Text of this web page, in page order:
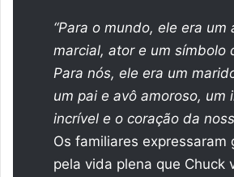
“Para o mundo, ele era um
marcial, ator e um símbolo
Para nós, ele era um
um pai e avô amoroso, um
incrível e o coração da
Os familiares expressaram
pela vida plena que Chuck